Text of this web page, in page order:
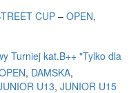
CUP– OPEN,
Turniej kat.B++ "Tylko dla
, DAMSKA,
U13, JUNIOR U15